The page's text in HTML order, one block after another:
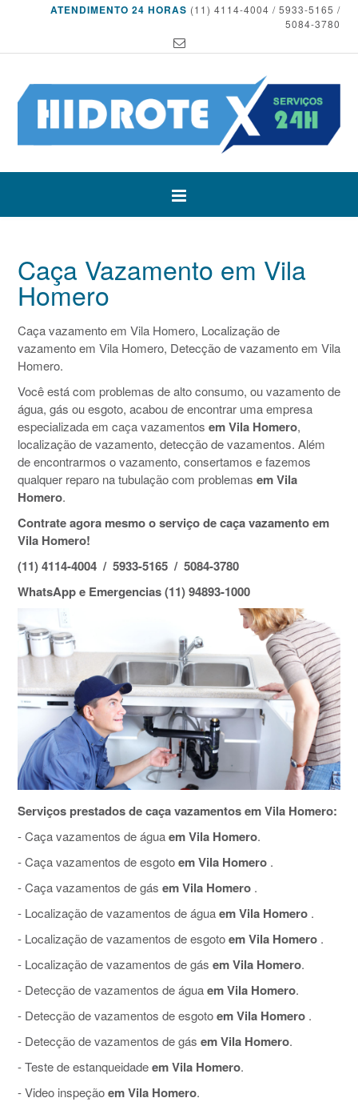
ATENDIMENTO 24 HORAS (11) 4114-4004 / 5933-5165 /
5084-3780
Caça Vazamento em Vila
Homero
Caça vazamento em Vila Homero, Localização de
vazamento em Vila Homero, Detecção de vazamento em Vila
Homero.
Você está com problemas de alto consumo, ou vazamento de
água, gás ou esgoto, acabou de encontrar uma empresa
especializada em caça vazamentos em Vila Homero,
localização de vazamento, detecção de vazamentos. Além
de encontrarmos o vazamento, consertamos e fazemos
qualquer reparo na tubulação com problemas em Vila
Homero.
Contrate agora mesmo o serviço de caça vazamento em
Vila Homero!
(11) 4114-4004 / 5933-5165 / 5084-3780
WhatsApp e Emergencias (11) 94893-1000
Serviços prestados de caça vazamentos em Vila Homero:
- Caça vazamentos de águaem Vila Homero.
- Caça vazamentos de esgotoem Vila Homero .
- Caça vazamentos de gás em Vila Homero .
- Localização de vazamentos de águaem Vila Homero .
- Localização de vazamentos de esgotoem Vila Homero .
- Localização de vazamentos de gás em Vila Homero.
- Detecção de vazamentos de águaem Vila Homero.
- Detecção de vazamentos de esgotoem Vila Homero .
- Detecção de vazamentos de gás em Vila Homero.
- Teste de estanqueidadeem Vila Homero.
- Video inspeçãoem Vila Homero.